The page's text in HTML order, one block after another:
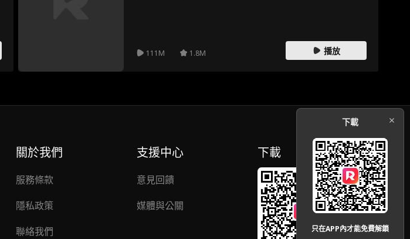
111M 1.8M 播放
關於我們
服務條款
隱私政策
聯絡我們
支援中心
意見回饋
媒體與公關
下載
下載
只在APP內才能免費解鎖